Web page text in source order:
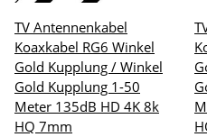
TV Antennenkabel
Koaxkabel RG6 Winkel
Gold Kupplung / Winkel
Gold Kupplung 1-50
Meter 135dB HD 4K 8k
HQ 7mm